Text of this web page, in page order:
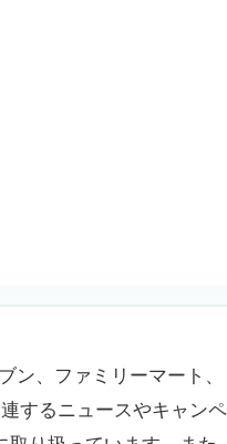
ン、ファミリーマート、
するニュースやキャンペ
取り扱っています。また、